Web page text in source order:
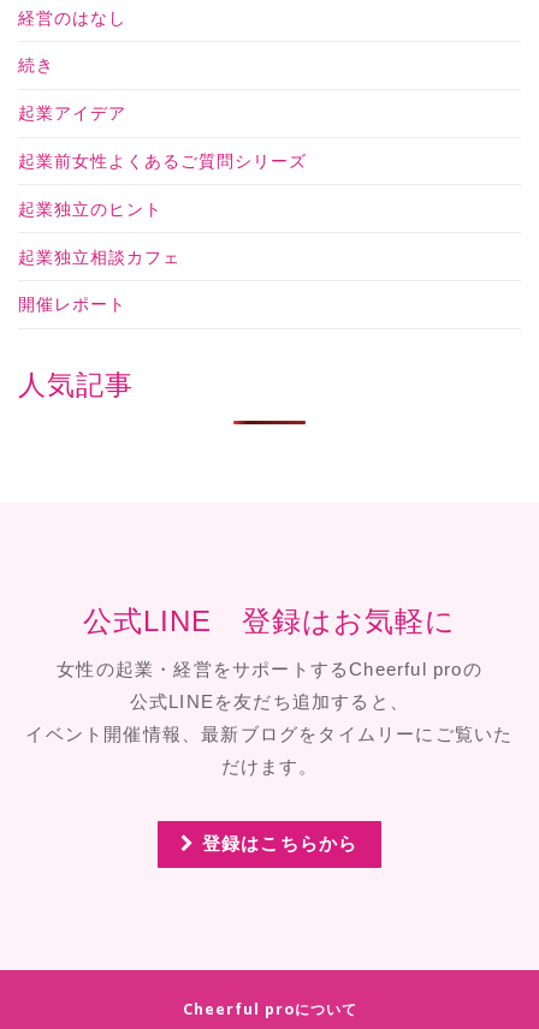
経営のはなし
続き
起業アイデア
起業前女性よくあるご質問シリーズ
起業独立のヒント
起業独立相談カフェ
開催レポート
人気記事
公式LINE 登録はお気軽に
女性の起業・経営をサポートするCheerful proの
公式LINEを友だち追加すると、
イベント開催情報、最新ブログをタイムリーにご覧いた
だけます。
登録はこちらから
Cheerful proについて